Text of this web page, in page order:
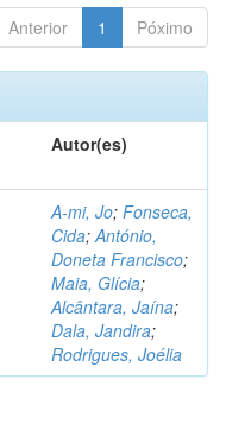
Anterior 1 Póximo
Autor(es)
A-mi, Jo; Fonseca,
Cida;António,
Doneta Francisco;
Maia, Glícia;
Alcântara, Jaína;
Dala, Jandira;
Rodrigues, Joélia